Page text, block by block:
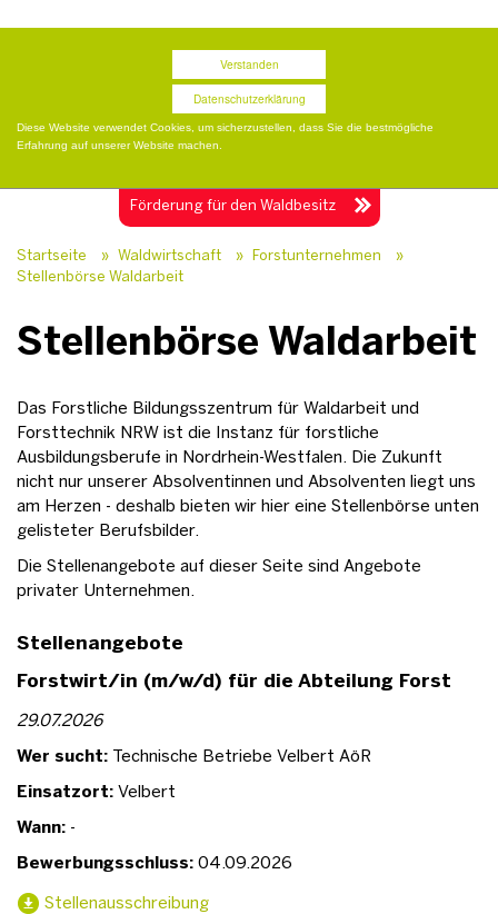
Verstanden
Datenschutzerklärung
Diese Website verwendet Cookies, um sicherzustellen, dass Sie die bestmögliche
Erfahrung auf unserer Website machen.
Förderung fürden Waldbesitz
Startseite » Waldwirtschaft » Forstunternehmen
»
Stellenbörse Waldarbeit
Stellenbörse Waldarbeit
Das Forstliche Bildungsszentrum für Waldarbeit und
Forsttechnik NRW ist die Instanz für forstliche
Ausbildungsberufe in Nordrhein-Westfalen. Die Zukunft
nicht nur unserer Absolventinnen und Absolventen liegt uns
am Herzen - deshalb bieten wir hier eine Stellenbörse unten
gelisteter Berufsbilder.
Die Stellenangebote auf dieser Seite sind Angebote
privater Unternehmen.
Stellenangebote
Forstwirt/in (m/w/d) für die Abteilung Forst
29.07.2026
Wer sucht: Technische Betriebe Velbert AöR
Einsatzort: Velbert
Wann: -
Bewerbungsschluss: 04.09.2026
Stellenausschreibung